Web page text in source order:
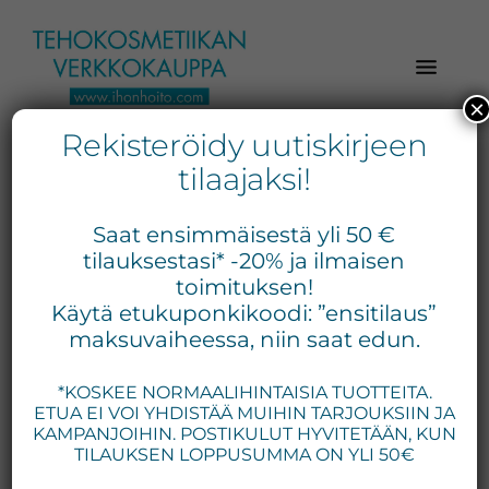
pääsisältöön
ensisijaiseen
sivupalkkiin
alatunnisteeseen
Ihonhoito.com
Kosmetiikan
verkkokauppa
Tilaa
tänään
Verkkokaupasta
tuotteet:
Exuviance,
Medik8,
Priori,
Bion,
Gernétic,
Rekisteröidy uutiskirjeen
tilaajaksi!
Saat ensimmäisestä yli 50 €
tilauksestasi* -20% ja ilmaisen
toimituksen!
Käytä etukuponkikoodi: ”ensitilaus”
maksuvaiheessa, niin saat edun.
*KOSKEE NORMAALIHINTAISIA TUOTTEITA.
ETUA EI VOI YHDISTÄÄ MUIHIN TARJOUKSIIN JA
KAMPANJOIHIN. POSTIKULUT HYVITETÄÄN, KUN
TILAUKSEN LOPPUSUMMA ON YLI 50€
×